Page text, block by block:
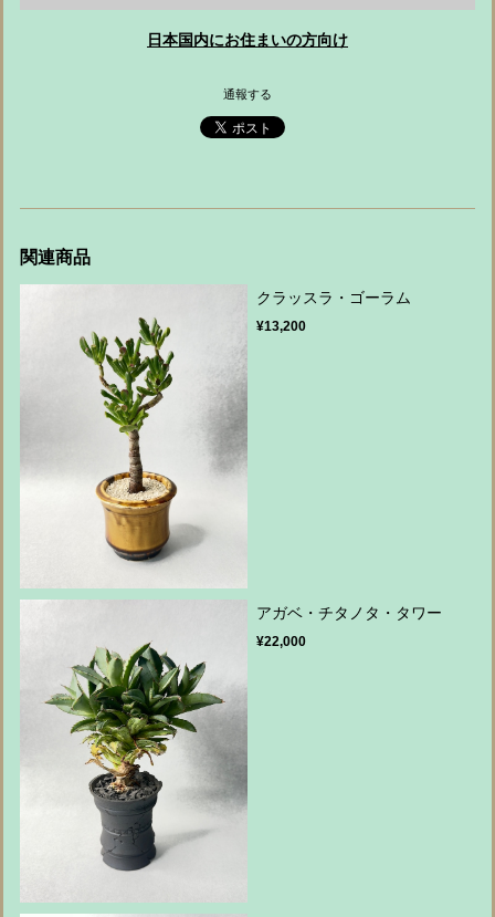
日本国内にお住まいの方向け
通報する
関連商品
クラッスラ・ゴーラム
¥13,200
アガベ・チタノタ・タワー
¥22,000